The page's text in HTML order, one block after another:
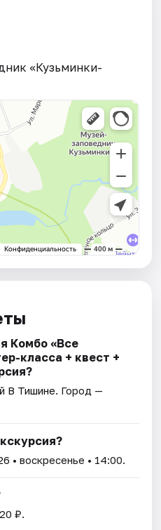
«Кузьминки-
Комбо «Все
класса + квест +
В Тишине. Город —
• воскресенье • 14:00.
₽.